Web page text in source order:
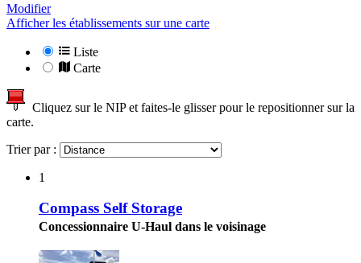
Modifier
Afficher les établissements sur une carte
Liste
Carte
Cliquez sur le NIP et faites-le glisser pour le repositionner sur la
carte.
Trier par :
1
Compass Self Storage
Concessionnaire U-Haul dans le voisinage